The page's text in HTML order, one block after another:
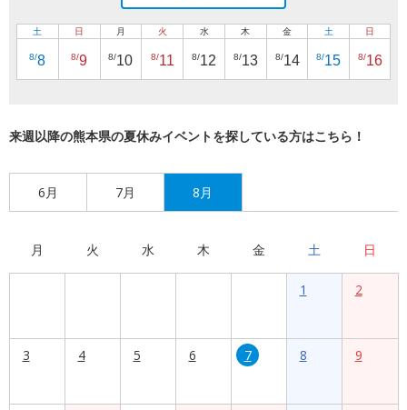
土
8/8
日
8/9
月
8/10
火
8/11
水
8/12
木
8/13
金
8/14
土
8/15
日
8/16
来週以降の熊本県の夏休みイベントを探している方はこちら！
6月 7月 8月
月 火 水 木 金 土 日
1 2
3 4 5 6 7 8 9